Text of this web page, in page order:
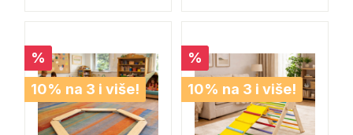
%
10% na 3 i više!
%
10% na 3 i više!